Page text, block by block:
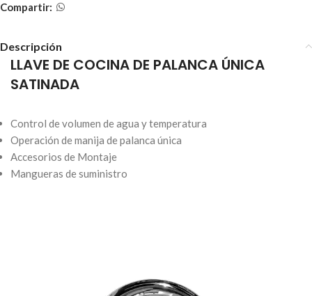
Compartir:
Descripción
LLAVE DE COCINA DE PALANCA ÚNICA
SATINADA
Control de volumen de agua y temperatura
Operación de manija de palanca única
Accesorios de Montaje
Mangueras de suministro